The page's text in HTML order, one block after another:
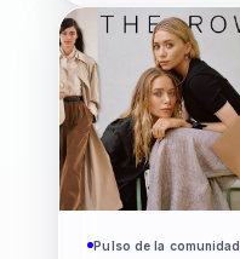
Pulso de la comunidad